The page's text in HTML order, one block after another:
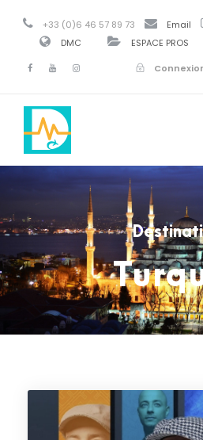
+33 (0)6 46 57 89 73 Email
DMC
ESPACE PROS